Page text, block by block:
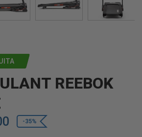
REEBOK
-35%